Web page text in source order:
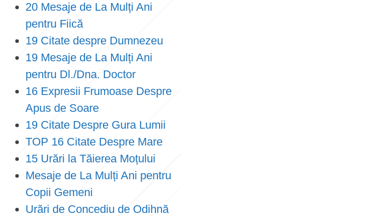
20 Mesaje de La Mulți Ani
pentru Fiică
19 Citate despre Dumnezeu
19 Mesaje de La Mulți Ani
pentru Dl./Dna. Doctor
16 Expresii Frumoase Despre
Apus de Soare
19 Citate Despre Gura Lumii
TOP 16 Citate Despre Mare
15 Urări la Tăierea Moțului
Mesaje de La Mulți Ani pentru
Copii Gemeni
Urări de Concediu de Odihnă